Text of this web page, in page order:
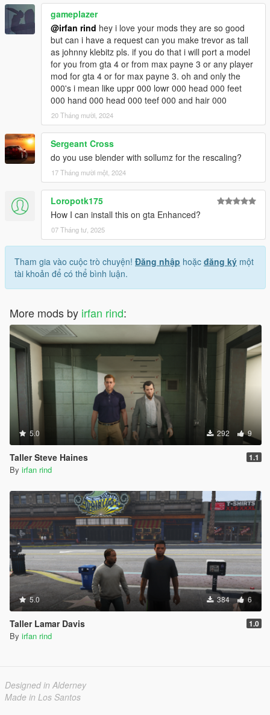
gameplazer
@irfan rind hey i love your mods they are so good
but can i have a request can you make trevor as tall
as johnny klebitz pls. if you do that i will port a model
for you from gta 4 or from max payne 3 or any player
mod for gta 4 or for max payne 3. oh and only the
000's i mean like uppr 000 lowr 000 head 000 feet
000 hand 000 head 000 teef 000 and hair 000
20 Tháng mười, 2024
Sergeant Cross
do you use blender with sollumz for the rescaling?
17 Tháng mười một, 2024
Loropotk175
How I can install this on gta Enhanced?
07 Tháng tư, 2025
Tham gia vào cuộc trò chuyện! Đăng nhập hoặc đăng ký một
tài khoản để có thể bình luận.
More mods by irfan rind:
5.0 292 9
Taller Steve Haines 1.1
By irfan rind
5.0 384 6
Taller Lamar Davis 1.0
By irfan rind
Designed in Alderney
Made in Los Santos